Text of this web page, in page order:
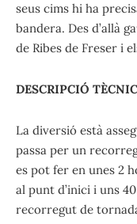
seus cims hi ha
bandera. Des d’allà
de Ribes de Freser i
DESCRIPCIÓ
La diversió està
passa per un
es pot fer en unes 2
al punt d’inici i uns
recorregut de